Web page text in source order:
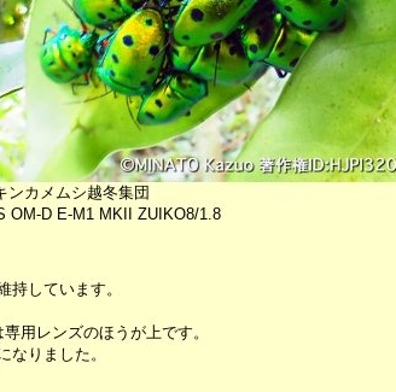
ンカメムシ越冬集団
OM-D E-M1 MKII ZUIKO8/1.8
しています。
用レンズのほうが上です。
りました。